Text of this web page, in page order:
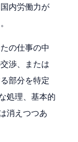
内労働力が
の仕事の中
渉、または
部分を特定
処理、基本的
消えつつあ